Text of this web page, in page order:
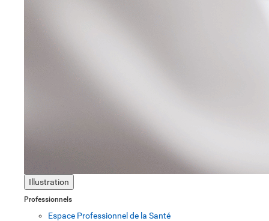
Illustration
Professionnels
Espace Professionnel de la Santé